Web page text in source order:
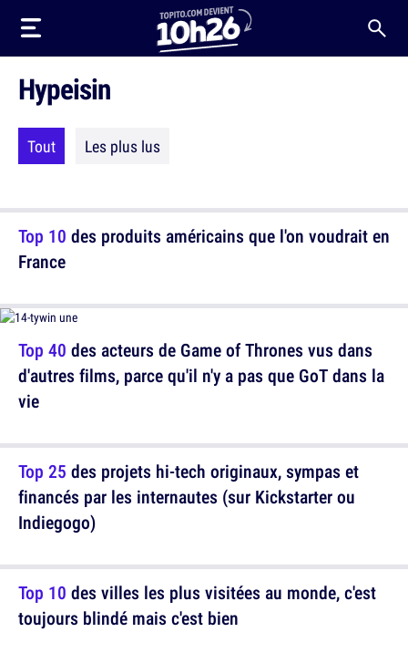
Hypeisin
Tout Les plus lus
Top 10 des produits américains que l'on voudrait en
France
Top 40 des acteurs de Game of Thrones vus dans
d'autres films, parce qu'il n'y a pas que GoT dans la
vie
Top 10 des villes les plus visitées au monde, c'est
toujours blindé mais c'est bien
Top 25 des projets hi-tech originaux, sympas et
financés par les internautes (sur Kickstarter ou
Indiegogo)